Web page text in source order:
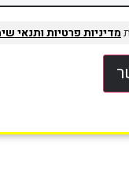
מדיניות פרטיותותנאי